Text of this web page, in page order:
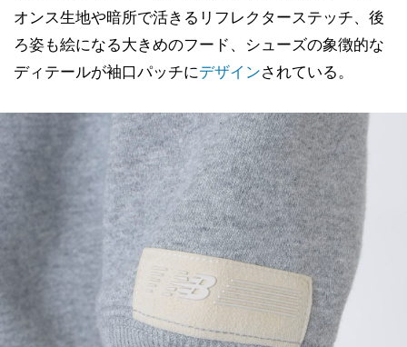
オンス生地や暗所で活きるリフレクターステッチ、後
ろ姿も絵になる大きめのフード、シューズの象徴的な
ディテールが袖口パッチにデザインされている。